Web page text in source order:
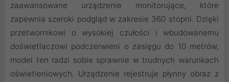
zaawansowane urządzenie monitorujące, które
zapewnia szeroki podgląd w zakresie 360 stopni. Dzięki
przetwornikowi o wysokiej czułości i wbudowanemu
doświetlaczowi podczerwieni o zasięgu do 10 metrów,
model ten radzi sobie sprawnie w trudnych warunkach
oświetleniowych. Urządzenie rejestruje płynny obraz z